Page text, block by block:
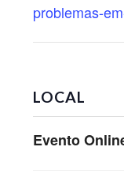
problemas-
LOCAL
Evento